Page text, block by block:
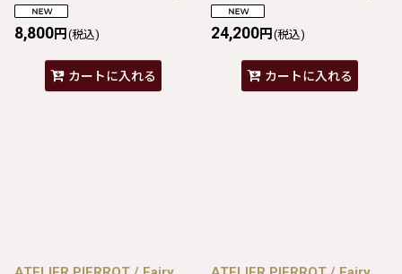
8,800円 (税込)
カートに入れる
24,200円 (税込)
カートに入れる